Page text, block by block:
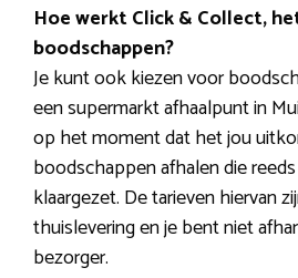
Hoe werkt Click & Collect,
boodschappen?
Je kunt ook kiezen voor
een supermarkt afhaalpunt in
op het moment dat het jou
boodschappen afhalen die
klaargezet. De tarieven hiervan
thuislevering en je bent niet
bezorger.